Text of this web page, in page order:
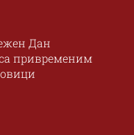
Дан
привременим